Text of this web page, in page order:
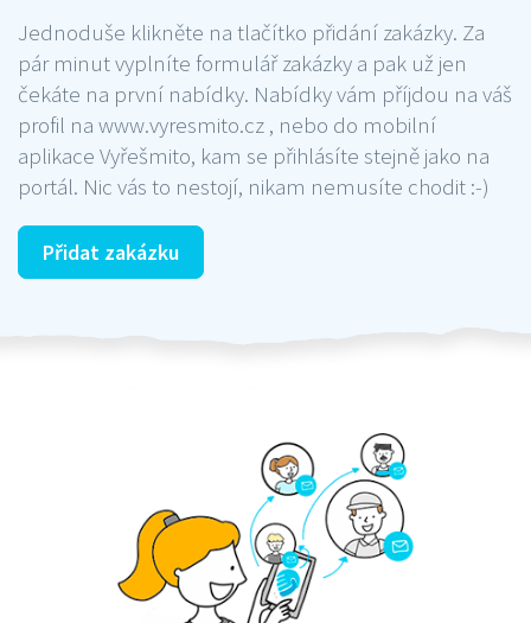
Jednoduše klikněte na tlačítko přidání zakázky. Za
pár minut vyplníte formulář zakázky a pak už jen
čekáte na první nabídky. Nabídky vám příjdou na váš
profil na www.vyresmito.cz , nebo do mobilní
aplikace Vyřešmito, kam se přihlásíte stejně jako na
portál. Nic vás to nestojí, nikam nemusíte chodit :-)
Přidat zakázku